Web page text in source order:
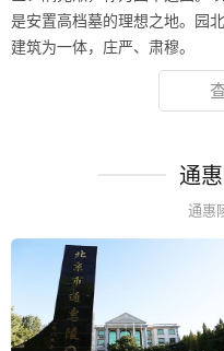
是安置高档墓的理想之地。园
建筑为一体，庄严、肃穆。
通
通惠